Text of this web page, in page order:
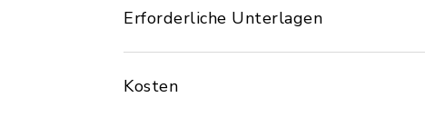
Erforderliche Unterlagen
Kosten